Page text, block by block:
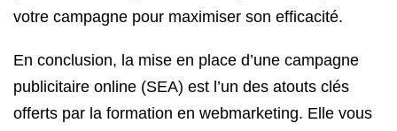
votre campagne pour maximiser son efficacité.
En conclusion, la mise en place d’une campagne
publicitaire online (SEA) est l’un des atouts clés
offerts par la formation en webmarketing. Elle vous